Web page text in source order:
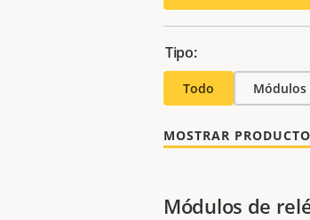
Tipo:
Todo Módulos
MOSTRAR
Módulos de